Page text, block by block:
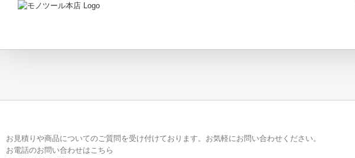
お見積りや商品についてのご質問を受け付けております。お気軽にお問い合わせください。
お電話のお問い合わせはこちら